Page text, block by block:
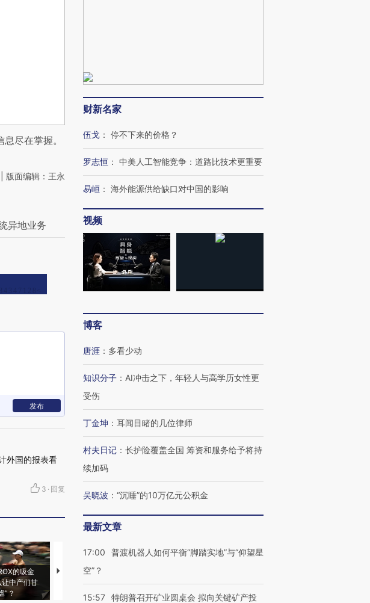
尽在掌握。
版面编辑：王永
异地业务
发布
外国的报表看
3 · 回复
的吸金
中产们甘
”？
马航飞行员跨国走私7万
粒摇头丸 尿检体内含3种
度Z世代 用街头抗争将教
育部长拱下台
机”？难民潮撕裂西班牙
飞地休达
财新名家
伍戈 ： 停不下来的价格？
罗志恒 ： 中美人工智能竞争：道路比技术更重要
易峘 ： 海外能源供给缺口对中国的影响
视频
博客
唐涯 ： 多看少动
知识分子 ： AI冲击之下，年轻人与高学历女性更
受伤
丁金坤 ： 耳闻目睹的几位律师
村夫日记 ： 长护险覆盖全国 筹资和服务给予将持
续加码
吴晓波 ： “沉睡”的10万亿元公积金
最新文章
17:00
普渡机器人如何平衡“脚踏实地”与“仰望星
空”？
15:57 特朗普召开矿业圆桌会 拟向关键矿产投